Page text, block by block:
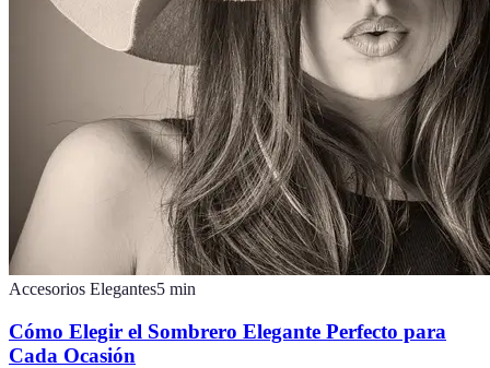
Accesorios Elegantes5 min
Cómo Elegir el Sombrero Elegante Perfecto para
Cada Ocasión